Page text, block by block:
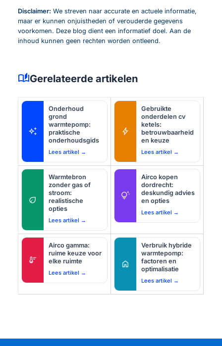
Disclaimer: We streven naar accurate en actuele informatie,
maar er kunnen onjuistheden of verouderde gegevens
voorkomen. Deze blog dient een informatief doel. Aan de
inhoud kunnen geen rechten worden ontleend.
auto_storiesGerelateerde artikelen
auto_awesome
Onderhoud
grond
warmtepomp:
praktische
onderhoudsgids
Lees artikel →
bolt
Gebruikte
onderdelen cv
ketels:
betrouwbaarheid
en keuze
Lees artikel →
eco
Warmtebron
zonder gas of
stroom:
realistische
opties
Lees artikel →
tips_and_updates
Airco kopen
dordrecht:
deskundig advies
en opties
Lees artikel →
thermostat
Airco gamma:
ruime keuze voor
elke ruimte
Lees artikel →
home
Verbruik hybride
warmtepomp:
factoren en
optimalisatie
Lees artikel →